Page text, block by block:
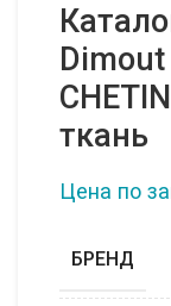
ткань
Цена по
БРЕНД